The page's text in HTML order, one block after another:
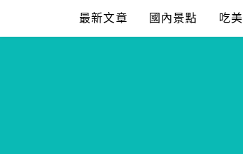
content
最新文章 國內景點 吃